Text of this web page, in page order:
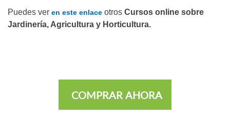
Puedes ver en este enlace otros Cursos online sobre
Jardinería, Agricultura y Horticultura.
COMPRAR AHORA